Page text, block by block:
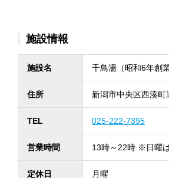
施設情報
施設名 千鳥湯（昭和6年創業
住所 新潟市中央区西湊
TEL 025-222-7395
営業時間 13時～22時 ※日曜
定休日 月曜